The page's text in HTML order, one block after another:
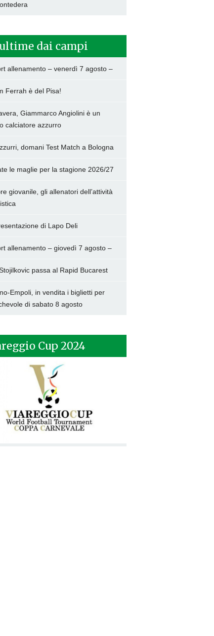
dai campi
allenamento – venerdì 7 agosto –
Ferrah è del Pisa!
Giammarco Angiolini è un
calciatore azzurro
domani Test Match a Bologna
le maglie per la stagione 2026/27
giovanile, gli allenatori dell’attività
di Lapo Deli
allenamento – giovedì 7 agosto –
passa al Rapid Bucarest
Empoli, in vendita i biglietti per
di sabato 8 agosto
Cup 2024